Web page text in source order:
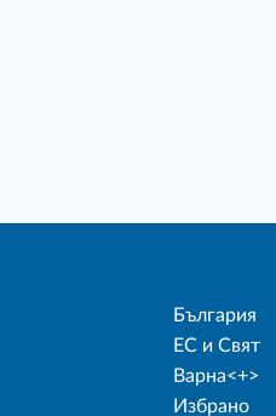
България
ЕС и Свят
Варна<+>
Избрано